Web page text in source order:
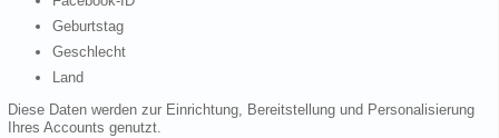
Geburtstag
Geschlecht
Land
Diese Daten werden zur Einrichtung, Bereitstellung und Personalisierung
Ihres Accounts genutzt.